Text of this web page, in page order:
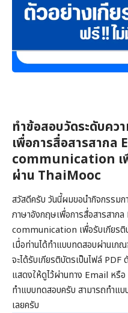
ทำข้อสอบวัดระดับคว
เพื่อการสื่อสารสาก
communication เ
ผ่าน ThaiMooc
สวัสดีครับ วันนี้ผมขอนำกิจกรรมก
ภาษาอังกฤษเพื่อการสื่อสารสา
communication เพื่อรับเกียร
เมื่อท่านได้ทำแบบทดสอบผ่านเก
จะได้รับเกียรติบัตรเป็นไฟล์
แสดงให้ดูไว้ผ่านทาง Email หรื
ทำแบบทดสอบครับ สามารถทำแ
เลยครับ